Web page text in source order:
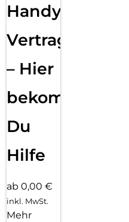
Handy
– Hier
bekommst
Du
Hilfe
ab 0,00 €
inkl. MwSt.
Mehr